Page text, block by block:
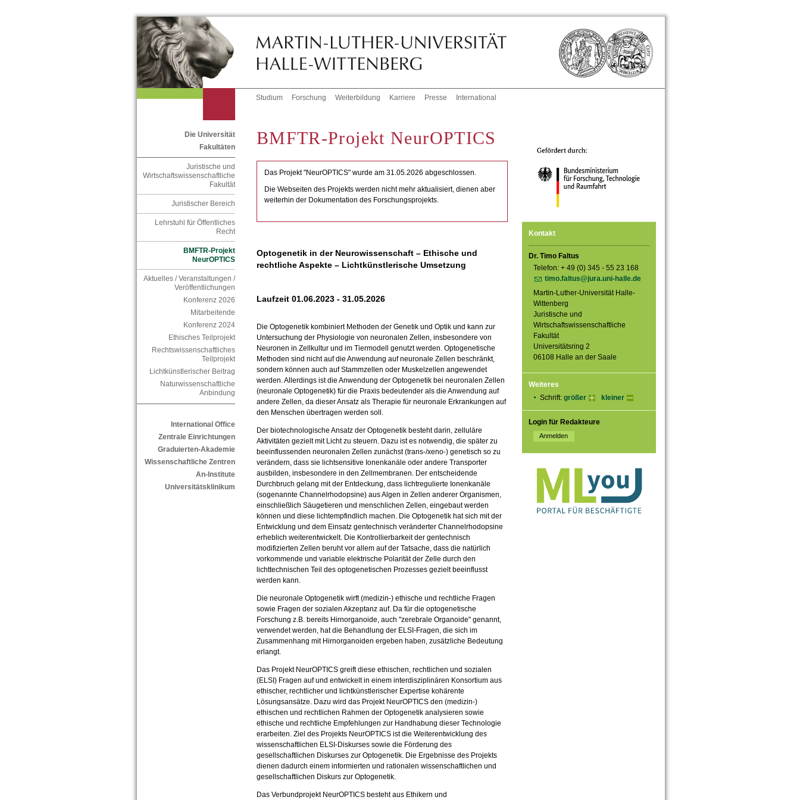
Studium Forschung Weiterbildung Karriere Presse International
Die Universität
Fakultäten
Juristische und
Wirtschaftswissenschaftliche
Fakultät
Juristischer Bereich
Lehrstuhl für Öffentliches
Recht
BMFTR-Projekt
NeurOPTICS
Aktuelles / Veranstaltungen /
Veröffentlichungen
Konferenz 2026
Mitarbeitende
Konferenz 2024
Ethisches Teilprojekt
Rechtswissenschaftliches
Teilprojekt
Lichtkünstlerischer Beitrag
Naturwissenschaftliche
Anbindung
International Office
Zentrale Einrichtungen
Graduierten-Akademie
Wissenschaftliche Zentren
An-Institute
Universitätsklinikum
Kontakt
Dr. Timo Faltus
Telefon: + 49 (0) 345 - 55 23 168
timo.faltus@jura.uni-halle.de
Martin-Luther-Universität Halle-
Wittenberg
Juristische und
Wirtschaftswissenschaftliche
Fakultät
Universitätsring 2
06108 Halle an der Saale
Weiteres
Schrift: größer kleiner
Login für Redakteure
BMFTR-Projekt NeurOPTICS
Das Projekt "NeurOPTICS" wurde am 31.05.2026 abgeschlossen.
Die Webseiten des Projekts werden nicht mehr aktualisiert, dienen aber
weiterhin der Dokumentation des Forschungsprojekts.
Optogenetik in der Neurowissenschaft – Ethische und
rechtliche Aspekte – Lichtkünstlerische Umsetzung
Laufzeit 01.06.2023 - 31.05.2026
Die Optogenetik kombiniert Methoden der Genetik und Optik und kann zur
Untersuchung der Physiologie von neuronalen Zellen, insbesondere von
Neuronen in Zellkultur und im Tiermodell genutzt werden. Optogenetische
Methoden sind nicht auf die Anwendung auf neuronale Zellen beschränkt,
sondern können auch auf Stammzellen oder Muskelzellen angewendet
werden. Allerdings ist die Anwendung der Optogenetik bei neuronalen Zellen
(neuronale Optogenetik) für die Praxis bedeutender als die Anwendung auf
andere Zellen, da dieser Ansatz als Therapie für neuronale Erkrankungen auf
den Menschen übertragen werden soll.
Der biotechnologische Ansatz der Optogenetik besteht darin, zelluläre
Aktivitäten gezielt mit Licht zu steuern. Dazu ist es notwendig, die später zu
beeinflussenden neuronalen Zellen zunächst (trans-/xeno-) genetisch so zu
verändern, dass sie lichtsensitive Ionenkanäle oder andere Transporter
ausbilden, insbesondere in den Zellmembranen. Der entscheidende
Durchbruch gelang mit der Entdeckung, dass lichtregulierte Ionenkanäle
(sogenannte Channelrhodopsine) aus Algen in Zellen anderer Organismen,
einschließlich Säugetieren und menschlichen Zellen, eingebaut werden
können und diese lichtempfindlich machen. Die Optogenetik hat sich mit der
Entwicklung und dem Einsatz gentechnisch veränderter Channelrhodopsine
erheblich weiterentwickelt. Die Kontrollierbarkeit der gentechnisch
modifizierten Zellen beruht vor allem auf der Tatsache, dass die natürlich
vorkommende und variable elektrische Polarität der Zelle durch den
lichttechnischen Teil des optogenetischen Prozesses gezielt beeinflusst
werden kann.
Die neuronale Optogenetik wirft (medizin-) ethische und rechtliche Fragen
sowie Fragen der sozialen Akzeptanz auf. Da für die optogenetische
Forschung z.B. bereits Hirnorganoide, auch "zerebrale Organoide" genannt,
verwendet werden, hat die Behandlung der ELSI-Fragen, die sich im
Zusammenhang mit Hirnorganoiden ergeben haben, zusätzliche Bedeutung
erlangt.
Das Projekt NeurOPTICS greift diese ethischen, rechtlichen und sozialen
(ELSI) Fragen auf und entwickelt in einem interdisziplinären Konsortium aus
ethischer, rechtlicher und lichtkünstlerischer Expertise kohärente
Lösungsansätze. Dazu wird das Projekt NeurOPTICS den (medizin-)
ethischen und rechtlichen Rahmen der Optogenetik analysieren sowie
ethische und rechtliche Empfehlungen zur Handhabung dieser Technologie
erarbeiten. Ziel des Projekts NeurOPTICS ist die Weiterentwicklung des
wissenschaftlichen ELSI-Diskurses sowie die Förderung des
gesellschaftlichen Diskurses zur Optogenetik. Die Ergebnisse des Projekts
dienen dadurch einem informierten und rationalen wissenschaftlichen und
gesellschaftlichen Diskurs zur Optogenetik.
Das Verbundprojekt NeurOPTICS besteht aus Ethikern und